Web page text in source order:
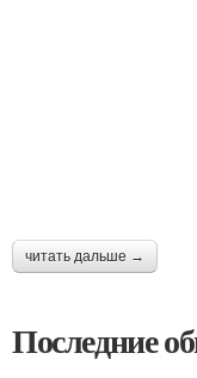
читать дальше →
Последние